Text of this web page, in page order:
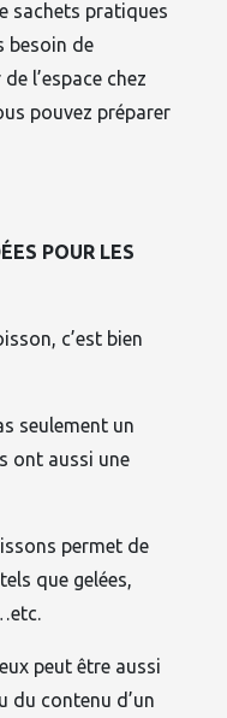
sachets pratiques
besoin de
l’espace chez
pouvez préparer
POUR LES
c’est bien
seulement un
ont aussi une
permet de
que gelées,
peut être aussi
du contenu d’un